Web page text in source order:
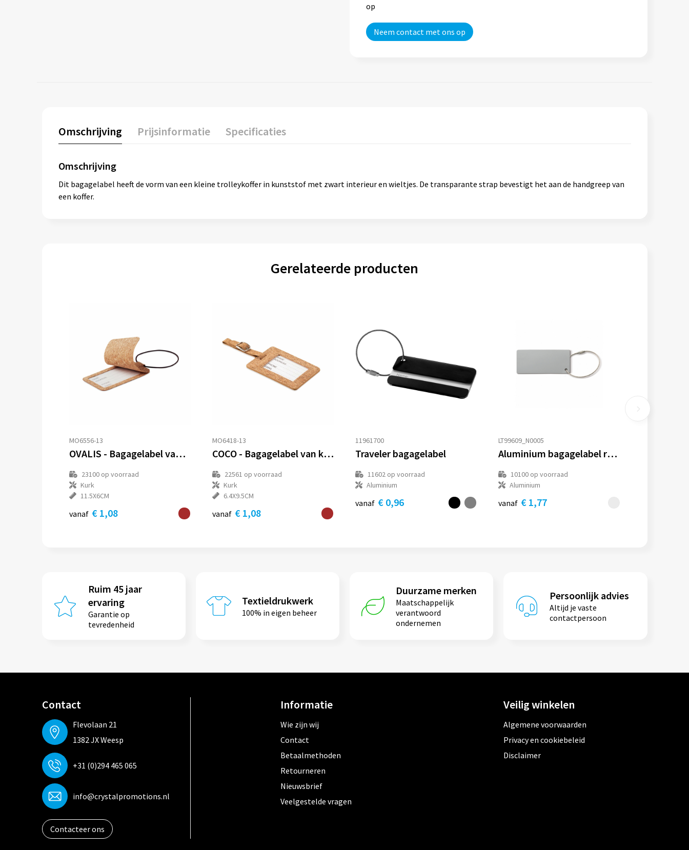
op
Neem contact met ons op
Omschrijving Prijsinformatie Specificaties
Omschrijving
Dit bagagelabel heeft de vorm van een kleine trolleykoffer in kunststof met zwart interieur en wieltjes. De transparante strap bevestigt het aan de handgreep van
een koffer.
Gerelateerde producten
MO6556-13
OVALIS - Bagagelabel van kurk
23100op voorraad
Kurk
11.5X6CM
vanaf € 1,08
MO6418-13
COCO - Bagagelabel van kurk
22561 op voorraad
Kurk
6.4X9.5CM
vanaf € 1,08
11961700
Traveler bagagelabel
11602 op voorraad
Aluminium
vanaf € 0,96
LT99609_N0005
Aluminium bagagelabel rechthoek
10100 op voorraad
Aluminium
vanaf € 1,77
Ruim 45 jaar
ervaring
Garantie op
tevredenheid
Textieldrukwerk
100% in eigen beheer
Duurzame merken
Maatschappelijk
verantwoord
ondernemen
Persoonlijk advies
Altijd je vaste
contactpersoon
Contact
Flevolaan 21
1382 JX Weesp
+31 (0)294 465 065
info@crystalpromotions.nl
Contacteer ons
Informatie
Wie zijn wij
Contact
Betaalmethoden
Retourneren
Nieuwsbrief
Veelgestelde vragen
Veilig winkelen
Algemene voorwaarden
Privacy en cookiebeleid
Disclaimer